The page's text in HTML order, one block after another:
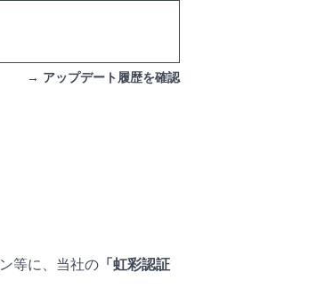
→ アップデート履歴を確認
等に、当社の 「虹彩認証